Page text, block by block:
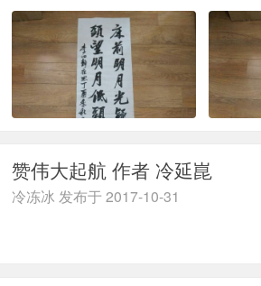
赞伟大起航 作者 冷延崑
冷冻冰 发布于 2017-10-31